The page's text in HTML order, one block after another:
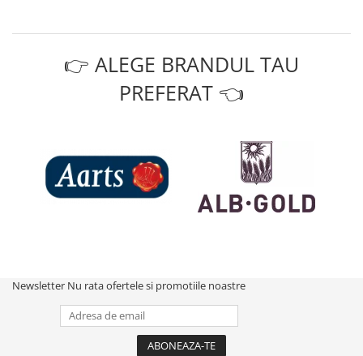
👉 ALEGE BRANDUL TAU
PREFERAT 👈
Newsletter Nu rata ofertele si promotiile noastre